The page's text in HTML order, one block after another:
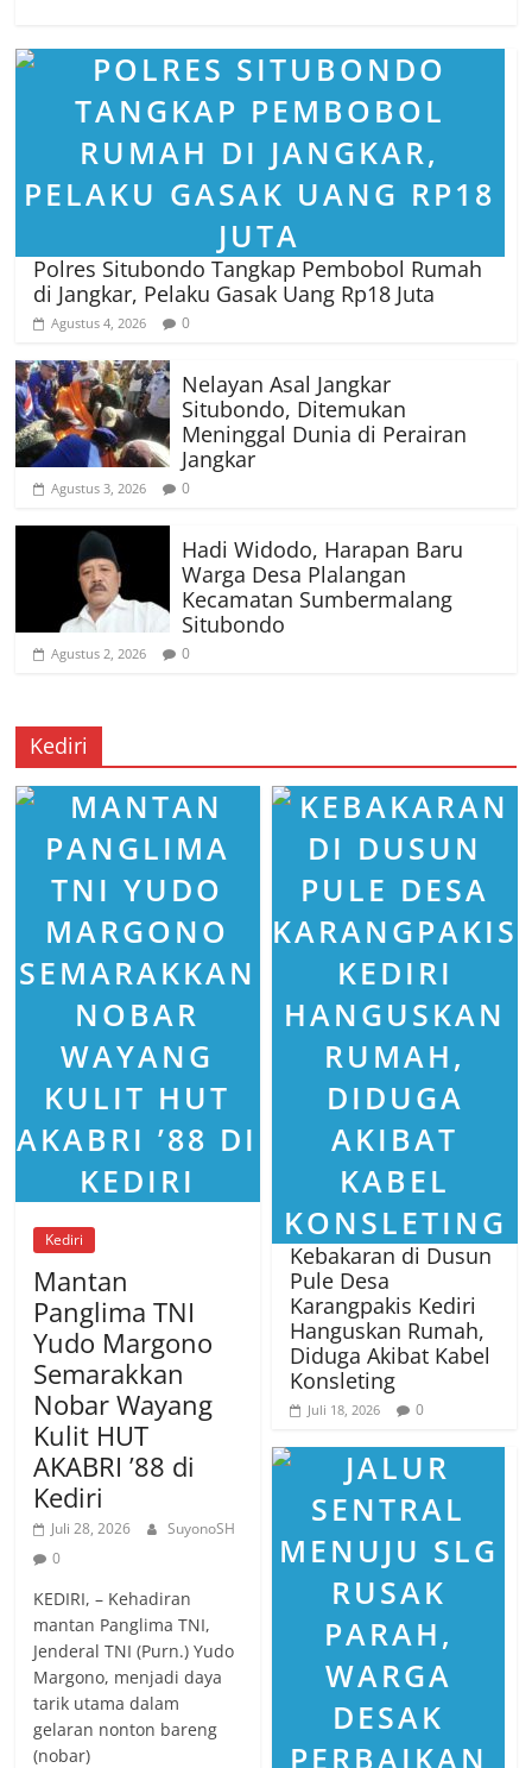
Polres Situbondo Tangkap Pembobol Rumah
di Jangkar, Pelaku Gasak Uang Rp18 Juta
Agustus 4, 2026 0
Nelayan Asal Jangkar
Situbondo, Ditemukan
Meninggal Dunia di Perairan
Jangkar
Agustus 3, 2026 0
Hadi Widodo, Harapan Baru
Warga Desa Plalangan
Kecamatan Sumbermalang
Situbondo
Agustus 2, 2026 0
Kediri
Kediri
Mantan
Panglima TNI
Yudo Margono
Semarakkan
Nobar Wayang
Kulit HUT
AKABRI ’88 di
Kediri
Juli 28, 2026
SuyonoSH
0
KEDIRI, – Kehadiran
mantan Panglima TNI,
Jenderal TNI (Purn.) Yudo
Margono, menjadi daya
tarik utama dalam
gelaran nonton bareng
(nobar)
Kebakaran di Dusun
Pule Desa
Karangpakis Kediri
Hanguskan Rumah,
Diduga Akibat Kabel
Konsleting
Juli 18, 2026 0